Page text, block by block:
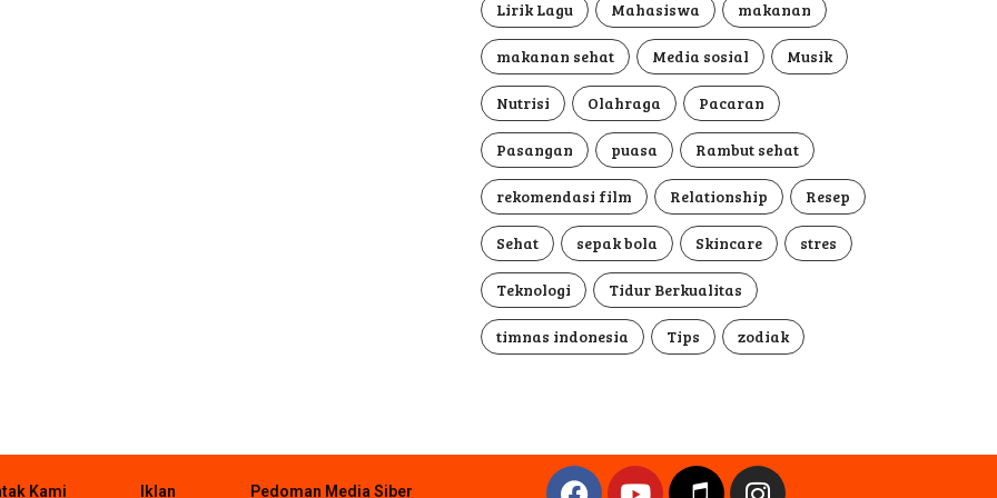
Lirik Lagu Mahasiswa makanan
makanan sehat Media sosial Musik
Nutrisi Olahraga Pacaran
Pasangan puasa Rambut sehat
rekomendasi film Relationship Resep
Sehat sepak bola Skincare stres
Teknologi Tidur Berkualitas
timnas indonesia Tips zodiak
Kami Iklan Pedoman Media Siber